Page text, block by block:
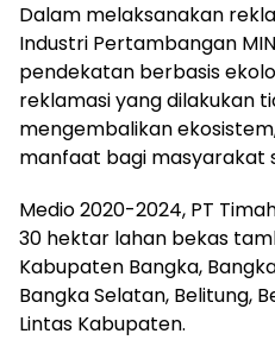
Dalam melaksanakan
Industri Pertambangan
pendekatan berbasis
reklamasi yang dilakukan
mengembalikan
manfaat bagi masyarakat
Medio 2020-2024, PT
30 hektar lahan bekas
Kabupaten Bangka,
Bangka Selatan, Belitung,
Lintas Kabupaten.